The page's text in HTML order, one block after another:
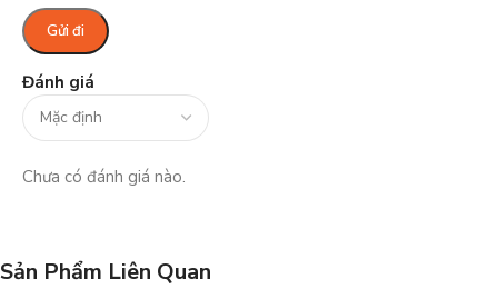
Đánh giá
Chưa có đánh giá nào.
Sản Phẩm Liên Quan